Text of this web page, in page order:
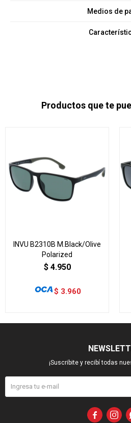
Medios de
Productos que te
INVU B2310B M.Black/Olive
Polarized
$ 4.950
$ 3.960
¡Suscribite y recibí todas
 